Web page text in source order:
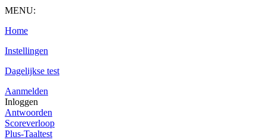
MENU:
Home
Instellingen
Dagelijkse test
Aanmelden
Inloggen
Antwoorden
Scoreverloop
Plus-Taaltest